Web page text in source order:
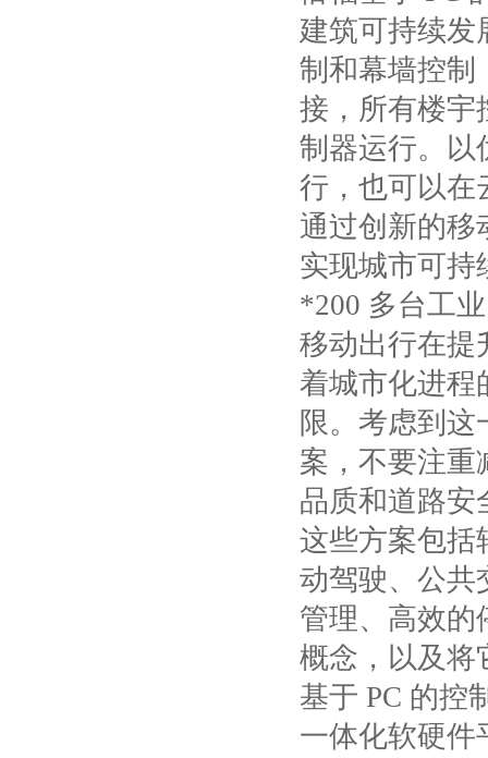
建筑可持续发
制和幕墙控制
接，所有楼宇
制器运行。以
行，也可以在
通过创新的移
实现城市可持
*200 多台工业
移动出行在提
着城市化进程
限。考虑到
案，不要注重
品质和道路安
这些方案包括
动驾驶、公共
管理、高效的
概念，以及将
基于 PC 的控
一体化软硬件